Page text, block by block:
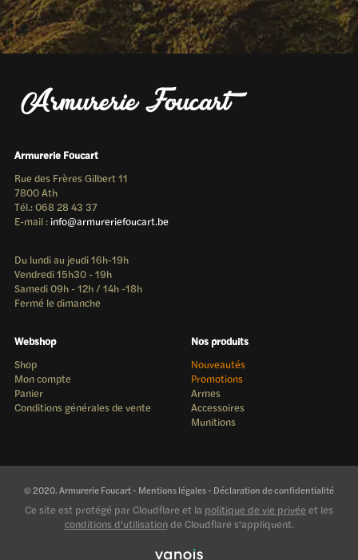
Armurerie Foucart
Rue des Frères Gilbert 11
7800 Ath
Tél.: 068 28 43 37
E-mail : info@armureriefoucart.be
Du lundi au jeudi 16h-19h
Vendredi 15h30 - 19h
Samedi 09h - 12h / 14h -18h
Fermé le dimanche
Webshop
Shop
Mon compte
Panier
Conditions générales de vente
Nos produits
Nouveautés
Promotions
Armes
Accessoires
Munitions
© 2020. Armurerie Foucart - Mentions légales- Déclaration de confidentialité
Ce site est protégé par Cloudflare et la politique de vie privée et les
conditions d'utilisationde Cloudflare s'appliquent.